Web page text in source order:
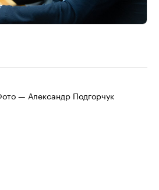
— Александр Подгорчук